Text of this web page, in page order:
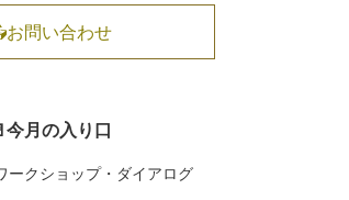
お問い合わせ
今月の入り口
ークショップ・ダイアログ